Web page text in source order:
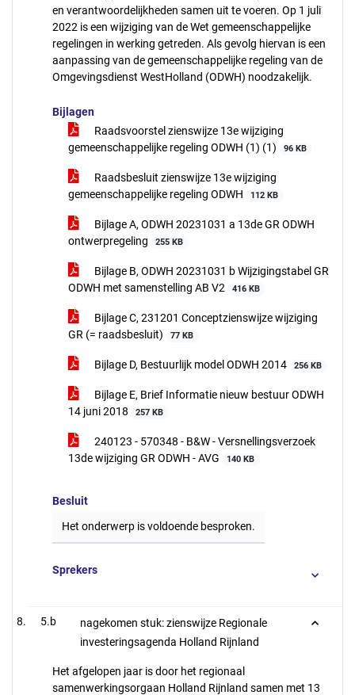
en verantwoordelijkheden samen uit te voeren. Op 1 juli
2022 is een wijziging van de Wet gemeenschappelijke
regelingen in werking getreden. Als gevolg hiervan is een
aanpassing van de gemeenschappelijke regeling van de
Omgevingsdienst WestHolland (ODWH) noodzakelijk.
Bijlagen
Raadsvoorstel zienswijze 13e wijziging
gemeenschappelijke regeling ODWH (1) (1)
96 KB
Raadsbesluit zienswijze 13e wijziging
gemeenschappelijke regeling ODWH
112 KB
Bijlage A, ODWH 20231031 a 13de GR ODWH
ontwerpregeling
255 KB
Bijlage B, ODWH 20231031 b Wijzigingstabel GR
ODWH met samenstelling AB V2
416 KB
Bijlage C, 231201 Conceptzienswijze wijziging
GR (= raadsbesluit)
77 KB
Bijlage D, Bestuurlijk model ODWH 2014 256 KB
Bijlage E, Brief Informatie nieuw bestuur ODWH
14 juni 2018
257 KB
240123 - 570348 - B&W - Versnellingsverzoek
13de wijziging GR ODWH - AVG
140 KB
Besluit
Het onderwerp is voldoende besproken.
Sprekers
5.b
nagekomen stuk: zienswijze Regionale
investeringsagenda Holland Rijnland
Het afgelopen jaar is door het regionaal
samenwerkingsorgaan Holland Rijnland samen met 13